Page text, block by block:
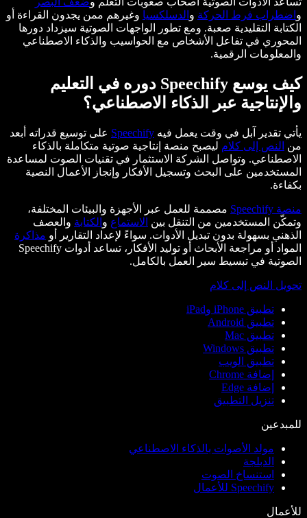
و اضطراب فرط الحركة و الدسلكسيا وغيرهم ممن يجدون القراءة أو
الكتابة التقليدية صعبة. ومع تطور الواجهات الصوتية سيزداد دورها
المحوري في تفاعل الأشخاص مع الحواسيب والذكاء الاصطناعي
والمعلومات الرقمية.
كيف يوسع Speechify دوره في التعليم
والإنتاجية عبر الذكاء الاصطناعي؟
يأتي تقدير آبل في وقت يعمل فيه Speechify على توسيع قدراته أبعد
من النص إلى كلام ليصبح منصة إنتاجية صوتية متكاملة بالذكاء
الاصطناعي. وتواصل الشركة الاستثمار في تقنيات الصوت لمساعدة
المستخدمين على البحث وتسجيل الأفكار وإنجاز الأعمال النصية
بكفاءة.
منصة Speechify
مصممة للعمل عبر الأجهزة والبيئات المختلفة،
وتمكّن المستخدمين من التنقل بين الاستماع و الكتابة والعصف
الذهني بسهولة بدون تبديل الأدوات. سواءً لإعداد التقارير أو مذاكرة
المواد أو مراجعة الأبحاث أو توليد الأفكار، تساعد أدوات Speechify
الصوتية في تبسيط سير العمل بالكامل.
تحويل النص إلى كلام
تطبيق iPhone وiPad
تطبيق Android
تطبيق Mac
تطبيق Windows
تطبيق الويب
إضافة Chrome
إضافة Edge
تنزيل التطبيق
للمبدعين
مولد الأصوات بالذكاء الاصطناعي
الدبلجة
استنساخ الصوت
Speechify للأعمال
للأعمال